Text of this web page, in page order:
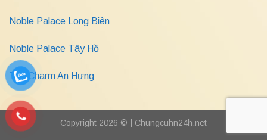
Noble Palace Long Biên
Noble Palace Tây Hồ
The Charm An Hưng
Copyright 2026 © | Chungcuhn24h.net